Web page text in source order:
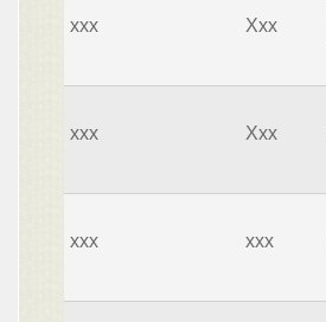
xxx Xxx
xxx Xxx
xxx xxx